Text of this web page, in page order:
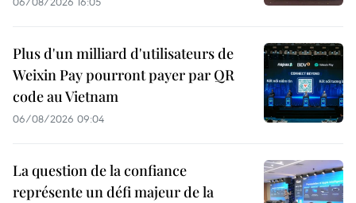
Plus d'un milliard d'utilisateurs de
Weixin Pay pourront payer par QR
code au Vietnam
06/08/2026 09:04
La question de la confiance
représente un défi majeur de la